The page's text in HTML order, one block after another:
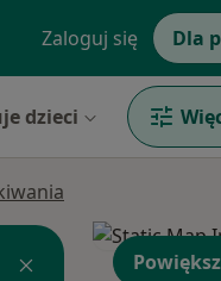
Zaloguj się Dla
dzieci